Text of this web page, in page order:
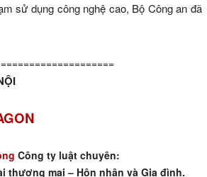
sử dụng công nghệ cao, Bộ Công an đã
Công ty luật chuyên:
thương mại – Hôn nhân và Gia đình.